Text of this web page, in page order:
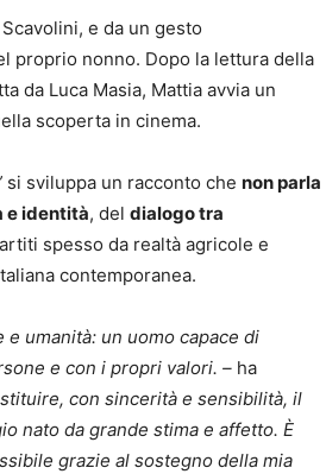
e da un gesto
proprio nonno. Dopo la lettura della
da Luca Masia, Mattia avvia un
scoperta in cinema.
si sviluppa un racconto che non parla
e identità, del dialogo tra
spesso da realtà agricole e
contemporanea.
umanità: un uomo capace di
e con i propri valori. – ha
con sincerità e sensibilità, il
nato da grande stima e affetto. È
grazie al sostegno della mia